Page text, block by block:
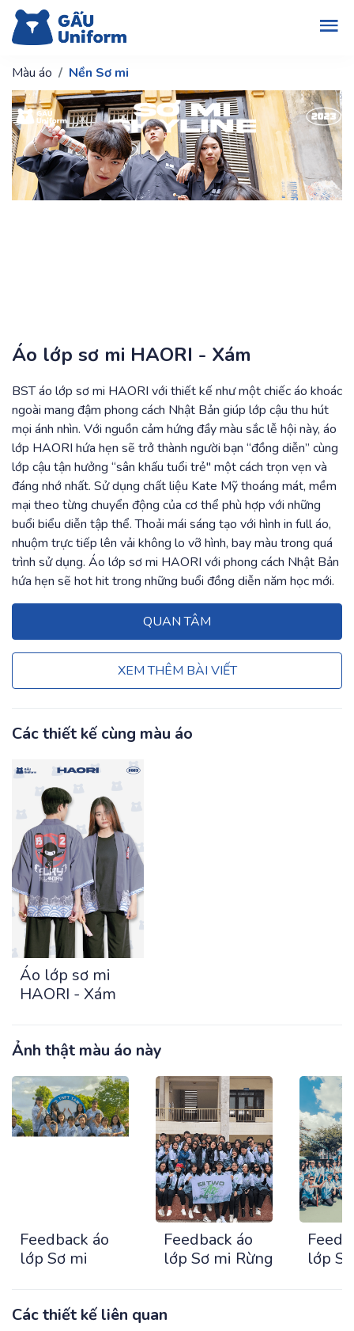
Màu áo Nền Sơ mi
Áo lớp sơ mi HAORI - Xám
BST áo lớp sơ mi HAORI với thiết kế như một chiếc áo khoác
ngoài mang đậm phong cách Nhật Bản giúp lớp cậu thu hút
mọi ánh nhìn. Với nguồn cảm hứng đầy màu sắc lễ hội này, áo
lớp HAORI hứa hẹn sẽ trở thành người bạn “đồng diễn” cùng
lớp cậu tận hưởng “sân khấu tuổi trẻ" một cách trọn vẹn và
đáng nhớ nhất. Sử dụng chất liệu Kate Mỹ thoáng mát, mềm
mại theo từng chuyển động của cơ thể phù hợp với những
buổi biểu diễn tập thể. Thoải mái sáng tạo với hình in full áo,
nhuộm trực tiếp lên vải không lo vỡ hình, bay màu trong quá
trình sử dụng. Áo lớp sơ mi HAORI với phong cách Nhật Bản
hứa hẹn sẽ hot hit trong những buổi đồng diễn năm học mới.
QUAN TÂM
XEM THÊM BÀI VIẾT
Các thiết kế cùng màu áo
Áo lớp sơ mi
HAORI - Xám
Ảnh thật màu áo này
Feedback áo
lớp Sơ mi
Feedback áo
lớp Sơ mi Rừng
lớp
Các thiết kế liên quan